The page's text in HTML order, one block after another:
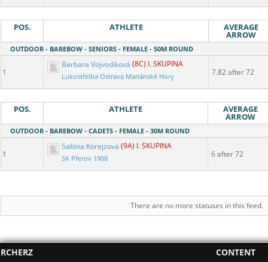
POS. ATHLETE AVERAGE
ARROW
OUTDOOR - BAREBOW - SENIORS - FEMALE - 50M ROUND
1
Barbara Vojvodíková (8C) I. SKUPINA
Lukostřelba Ostrava Mariánské Hory 7.82 after 72
POS. ATHLETE AVERAGE
ARROW
OUTDOOR - BAREBOW - CADETS - FEMALE - 30M ROUND
1
Sabina Korejzová (9A) I. SKUPINA
SK Přerov 1908 6 after 72
There are no more statuses in this feed.
RCHERZ CONTENT